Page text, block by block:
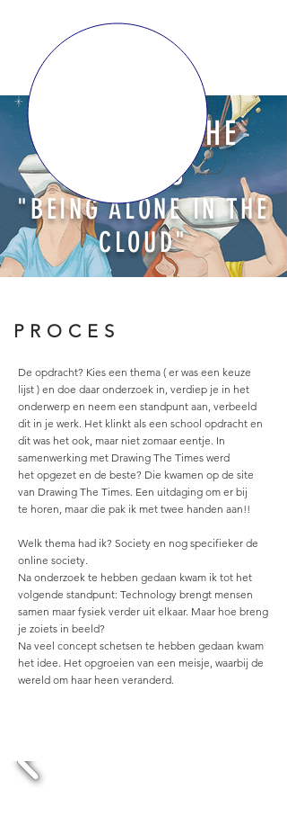
DRAWING THE
TIMES
"BEING ALONE IN THE
CLOUD"
PROCES
De opdracht? Kies een thema ( er was een keuze
lijst ) en doe daar onderzoek in, verdiep je in het
onderwerp en neem een standpunt aan, verbeeld
dit in je werk. Het klinkt als een school opdracht en
dit was het ook, maar niet zomaar eentje. In
samenwerking met Drawing The Times werd
het opgezet en de beste? Die kwamen op de site
van Drawing The Times. Een uitdaging om er bij
te horen, maar die pak ik met twee handen aan!!
Welk thema had ik? Society en nog specifieker de
online society.
Na onderzoek te hebben gedaan kwam ik tot het
volgende standpunt: Technology brengt mensen
samen maar fysiek verder uit elkaar. Maar hoe breng
je zoiets in beeld?
Na veel concept schetsen te hebben gedaan kwam
het idee. Het opgroeien van een meisje, waarbij de
wereld om haar heen veranderd.